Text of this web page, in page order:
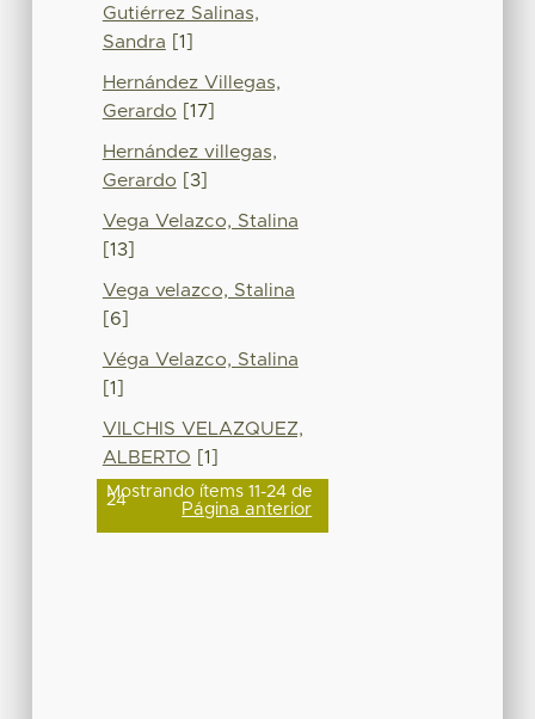
Gutiérrez Salinas,
Sandra [1]
Hernández Villegas,
Gerardo [17]
Hernández villegas,
Gerardo [3]
Vega Velazco, Stalina
[13]
Vega velazco, Stalina
[6]
Véga Velazco, Stalina
[1]
VILCHIS VELAZQUEZ,
ALBERTO [1]
Mostrando ítems 11-24 de
24 Página anterior